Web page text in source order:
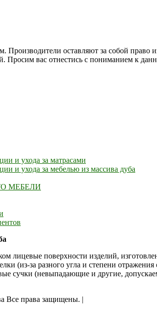
Производители оставляют за собой
Просим вас отнестись с пониманием к
и ухода за матрасами
и ухода за мебелью из массива дуба
МЕБЕЛИ
лицевые поверхности изделий,
(из-за разного угла и степени
сучки (невыпадающие и другие,
Все права защищены. |